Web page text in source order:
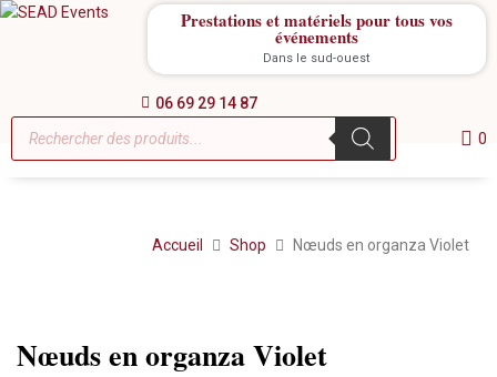
Prestations et matériels pour tous vos
événements
Dans le sud-ouest
06 69 29 14 87
0
Accueil Shop Nœuds en organza Violet
Nœuds en organza Violet